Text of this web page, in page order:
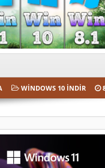
WINDOWS 10 İNDIR